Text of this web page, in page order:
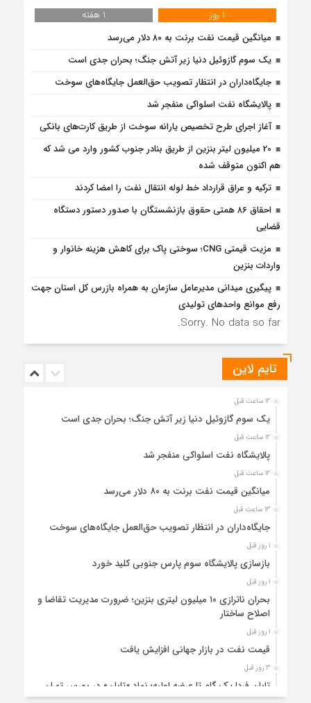
1 روز
1 هفته
میانگین قیمت نفت برنت به ۸۰ دلار می‌رسد
یک سوم گازوئیل دنیا زیر آتش جنگ؛ بحران جدی است
جایگاه‌داران در انتظار تصویب حق‌العمل جایگاه‌های سوخت
پالایشگاه نفت اسلواکی منفجر شد
آغاز اجرای طرح تخصیص یارانه سوخت از طریق کارت‌های بانکی
20 میلیون لیتر بنزین از طریق بنادر جنوب کشور وارد می شد که
هم اکنون متوقف شده
ترکیه و عراق قرارداد خط لوله انتقال نفت را امضا کردند
احقاق ۸۶ همتی حقوق بازنشستگان با صدور دستور دستگاه
قضایی
مزیت قیمتی CNG؛ سوختی پاک برای کاهش هزینه خانوار و
واردات بنزین
پیگیری میدانی مدیرعامل سازمان به همراه بازرس كل استان جهت
رفع موانع واحدهای تولیدی
Sorry. No data so far.
تایم لاین
12 ساعت قبل
یک سوم گازوئیل دنیا زیر آتش جنگ؛ بحران جدی است
12 ساعت قبل
پالایشگاه نفت اسلواکی منفجر شد
12 ساعت قبل
میانگین قیمت نفت برنت به ۸۰ دلار می‌رسد
13 ساعت قبل
جایگاه‌داران در انتظار تصویب حق‌العمل جایگاه‌های سوخت
1 روز قبل
بازسازی پالایشگاه سوم پارس جنوبی کلید خورد
1 روز قبل
بحران ناترازی ۱۰ میلیون لیتری بنزین؛ ضرورت مدیریت تقاضا و
اصلاح ساختار
1 روز قبل
قیمت نفت در بازار جهانی افزایش یافت
3 روز قبل
تابان فردا یک گام تا عرضه اولیه؛ نماد «تابان» در بورس تهران
درج شد